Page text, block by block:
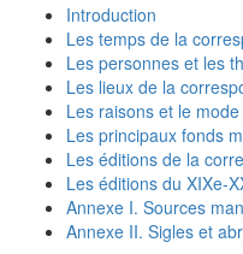
Introduction
Les temps de la
Les personnes et les
Les lieux de la
Les raisons et le mode
Les principaux fonds
Les éditions de la
Les éditions du XIXe-
Annexe I. Sources
Annexe II. Sigles et